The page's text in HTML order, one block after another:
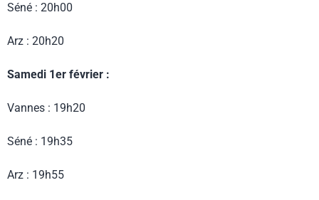
Séné : 20h00
Arz : 20h20
Samedi 1er février :
Vannes : 19h20
Séné : 19h35
Arz : 19h55